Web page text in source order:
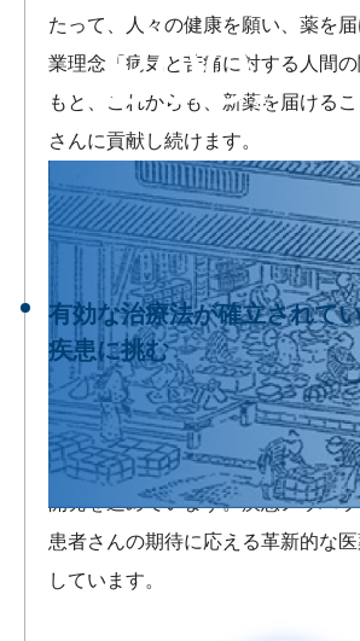
外部からの評価
第三者保証
たって、人々の健康を願い、薬を
業理念「病気と苦痛に対する人間
もと、これからも、新薬を届ける
さんに貢献し続けます。
沿革
ミッションステートメント
300年
有効な治療法が確立されて
疾患に挑む
「独創的で画期的な新薬の創製」
がん、免疫・炎症、神経という、
られ、医療ニーズが特に高い領域
開発を進めています。疾患ノウハ
患者さんの期待に応える革新的な
しています。